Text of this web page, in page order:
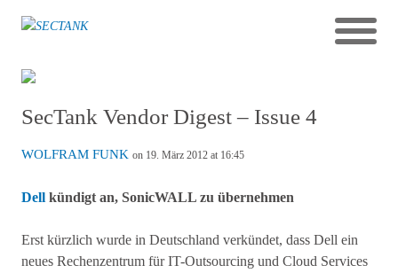
SecTank Vendor Digest – Issue 4
WOLFRAM FUNK on 19. März 2012 at 16:45
Dell kündigt an, SonicWALL zu übernehmen
Erst kürzlich wurde in Deutschland verkündet, dass Dell ein
neues Rechenzentrum für IT-Outsourcing und Cloud Services